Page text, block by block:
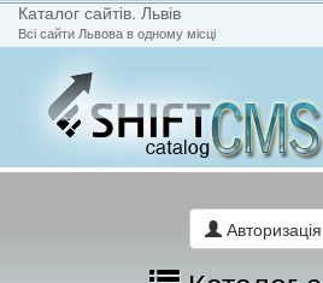
Каталог сайтів. Львів
Всі сайти Львова в одному місці
Авторизація